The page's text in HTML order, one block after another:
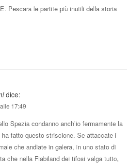
Pescara le partite più inutili della storia
dice:
17:49
Spezia condanno anch’io fermamente la
fatto questo striscione. Se attaccate i
che andiate in galera, in uno stato di
che nella Fiabiland dei tifosi valga tutto,